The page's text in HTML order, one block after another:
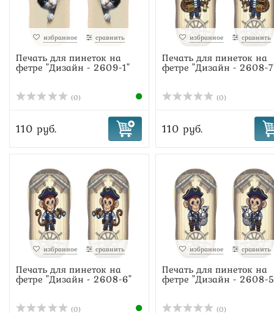
избранное сравнить
Печать для пинеток на
фетре "Дизайн - 2609-1"
(0)
110 руб.
избранное сравнить
Печать для пинеток на
фетре "Дизайн - 2608-
(0)
110 руб.
избранное сравнить
Печать для пинеток на
фетре "Дизайн - 2608-6"
(0)
избранное сравнить
Печать для пинеток на
фетре "Дизайн - 2608-
(0)